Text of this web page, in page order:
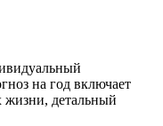
на год включает
жизни, детальный